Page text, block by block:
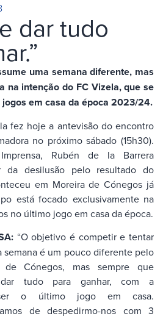
dar tudo
uma semana diferente, mas
na intenção do FC Vizela, que se
em casa da época 2023/24.
fez hoje a antevisão do encontro
no próximo sábado (15h30).
Rubén de la Barrera
da desilusão pelo resultado do
em Moreira de Cónegos já
está focado exclusivamente na
no último jogo em casa da época.
“O objetivo é competir e tentar
semana é um pouco diferente pelo
Cónegos, mas sempre que
tudo para ganhar, com a
o último jogo em casa.
de despedirmo-nos com 3